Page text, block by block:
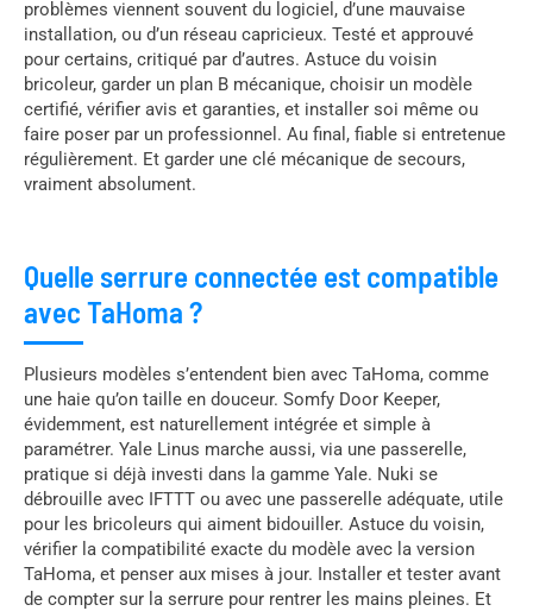
problèmes viennent souvent du logiciel, d’une mauvaise
installation, ou d’un réseau capricieux. Testé et approuvé
pour certains, critiqué par d’autres. Astuce du voisin
bricoleur, garder un plan B mécanique, choisir un modèle
certifié, vérifier avis et garanties, et installer soi même ou
faire poser par un professionnel. Au final, fiable si entretenue
régulièrement. Et garder une clé mécanique de secours,
vraiment absolument.
Quelle serrure connectée est compatible
avec TaHoma ?
Plusieurs modèles s’entendent bien avec TaHoma, comme
une haie qu’on taille en douceur. Somfy Door Keeper,
évidemment, est naturellement intégrée et simple à
paramétrer. Yale Linus marche aussi, via une passerelle,
pratique si déjà investi dans la gamme Yale. Nuki se
débrouille avec IFTTT ou avec une passerelle adéquate, utile
pour les bricoleurs qui aiment bidouiller. Astuce du voisin,
vérifier la compatibilité exacte du modèle avec la version
TaHoma, et penser aux mises à jour. Installer et tester avant
de compter sur la serrure pour rentrer les mains pleines. Et